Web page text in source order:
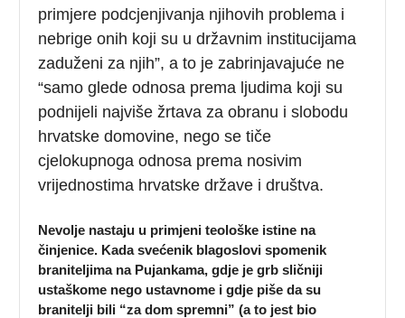
primjere podcjenjivanja njihovih problema i
nebrige onih koji su u državnim institucijama
zaduženi za njih”, a to je zabrinjavajuće ne
“samo glede odnosa prema ljudima koji su
podnijeli najviše žrtava za obranu i slobodu
hrvatske domovine, nego se tiče
cjelokupnoga odnosa prema nosivim
vrijednostima hrvatske države i društva.
Nevolje nastaju u primjeni teološke istine na
činjenice. Kada svećenik blagoslovi spomenik
braniteljima na Pujankama, gdje je grb sličniji
ustaškome nego ustavnome i gdje piše da su
branitelji bili “za dom spremni” (a to jest bio